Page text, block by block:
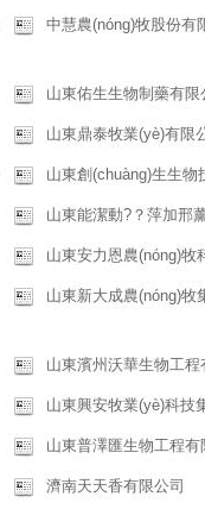
中慧農(nóng)牧股份有
山東佑生生物制藥有限
山東鼎泰牧業(yè)有限
山東創(chuàng)生生物
山東能潔動?？萍加邢
山東安力恩農(nóng)牧
山東新大成農(nóng)牧
山東濱州沃華生物工程
山東興安牧業(yè)科技
山東普澤匯生物工程有
濟南天天香有限公司